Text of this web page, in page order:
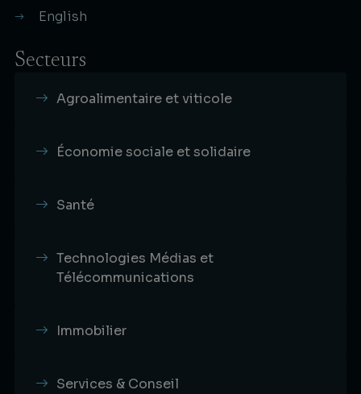
English
Secteurs
Agroalimentaire et viticole
Économie sociale et solidaire
Santé
Technologies Médias et
Télécommunications
Immobilier
Services & Conseil